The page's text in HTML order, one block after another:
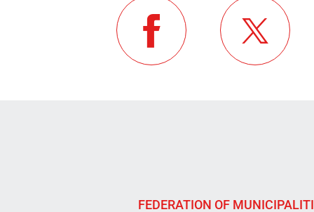
FEDERATION OF